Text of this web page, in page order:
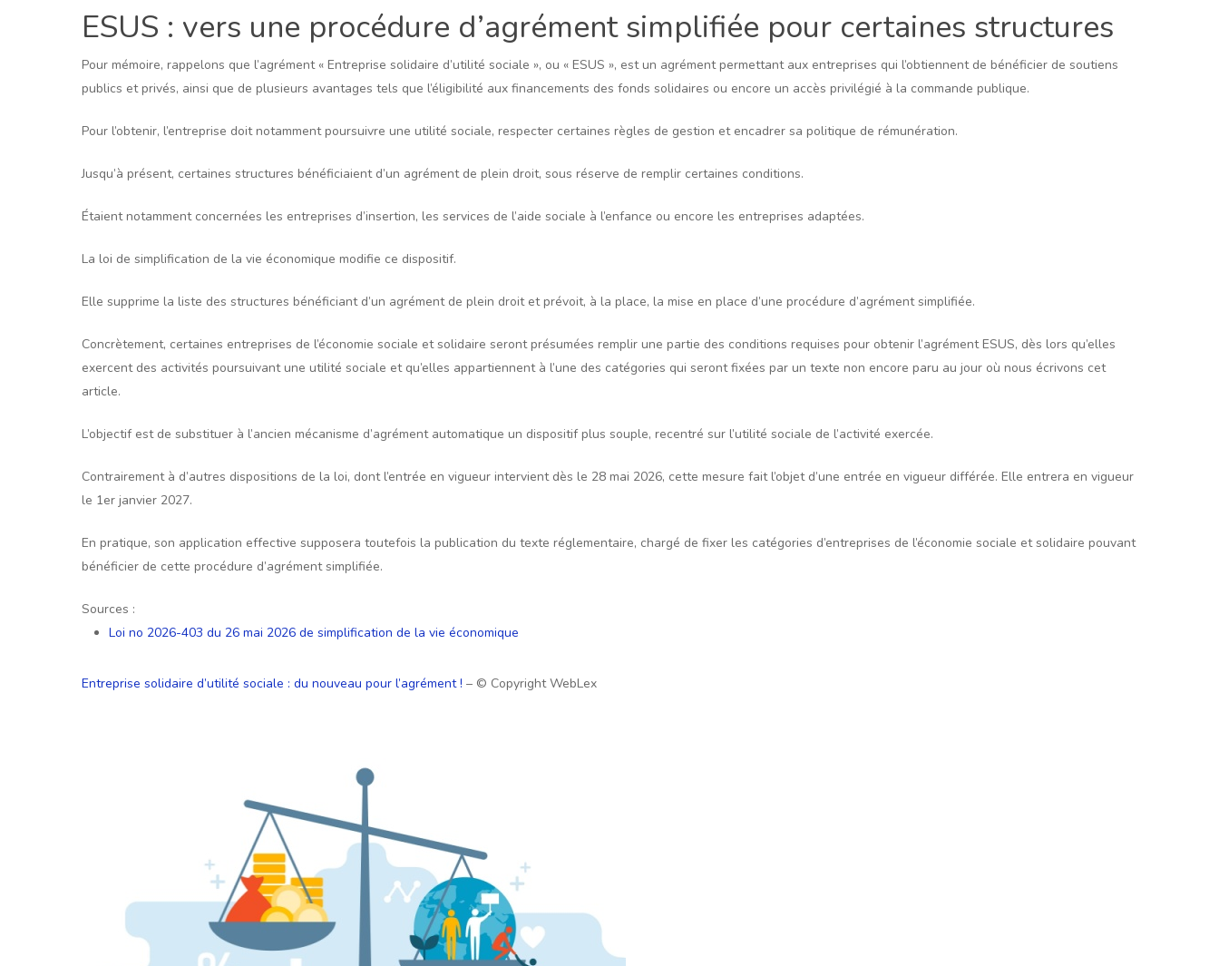
ESUS : vers une procédure d’agrément simplifiée pour certaines structures
Pour mémoire, rappelons que l’agrément « Entreprise solidaire d’utilité sociale », ou « ESUS », est un agrément permettant aux entreprises qui l’obtiennent de bénéficier de soutiens
publics et privés, ainsi que de plusieurs avantages tels que l’éligibilité aux financements des fonds solidaires ou encore un accès privilégié à la commande publique.
Pour l’obtenir, l’entreprise doit notamment poursuivre une utilité sociale, respecter certaines règles de gestion et encadrer sa politique de rémunération.
Jusqu’à présent, certaines structures bénéficiaient d’un agrément de plein droit, sous réserve de remplir certaines conditions.
Étaient notamment concernées les entreprises d’insertion, les services de l’aide sociale à l’enfance ou encore les entreprises adaptées.
La loi de simplification de la vie économique modifie ce dispositif.
Elle supprime la liste des structures bénéficiant d’un agrément de plein droit et prévoit, à la place, la mise en place d’une procédure d’agrément simplifiée.
Concrètement, certaines entreprises de l’économie sociale et solidaire seront présumées remplir une partie des conditions requises pour obtenir l’agrément ESUS, dès lors qu’elles
exercent des activités poursuivant une utilité sociale et qu’elles appartiennent à l’une des catégories qui seront fixées par un texte non encore paru au jour où nous écrivons cet
article.
L’objectif est de substituer à l’ancien mécanisme d’agrément automatique un dispositif plus souple, recentré sur l’utilité sociale de l’activité exercée.
Contrairement à d’autres dispositions de la loi, dont l’entrée en vigueur intervient dès le 28 mai 2026, cette mesure fait l’objet d’une entrée en vigueur différée. Elle entrera en vigueur
le 1er janvier 2027.
En pratique, son application effective supposera toutefois la publication du texte réglementaire, chargé de fixer les catégories d’entreprises de l’économie sociale et solidaire pouvant
bénéficier de cette procédure d’agrément simplifiée.
Sources :
Loi no 2026-403 du 26 mai 2026 de simplification de la vie économique
Entreprise solidaire d’utilité sociale : du nouveau pour l’agrément ! – © Copyright WebLex